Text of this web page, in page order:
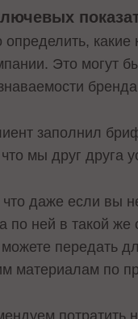
определить,
Это могут
заполнил
мы друг друга
даже если вы
по ней в такой
передать
материалам по
потратить